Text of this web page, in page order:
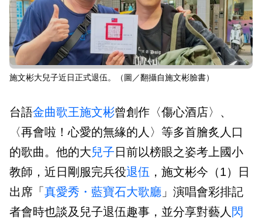
施文彬大兒子近日正式退伍。（圖／翻攝自施文彬臉書）
台語金曲歌王施文彬曾創作〈傷心酒店〉、
〈再會啦！心愛的無緣的人〉等多首膾炙人口
的歌曲。他的大兒子 日前以榜眼之姿考上國小
教師，近日剛服完兵役退伍 ，施文彬今（1）日
出席「 真愛秀・藍寶石大歌廳 」演唱會彩排記
者會時也談及兒子退伍趣事，並分享對藝人 閃